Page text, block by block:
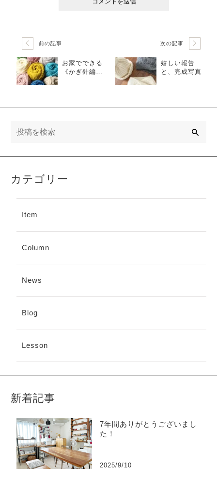
前の記事
お家でできる
《かぎ針編
次の記事
嬉しい報告
と、完成写真
カテゴリー
Item
Column
News
Blog
Lesson
新着記事
7年間ありがとうございまし
た！
2025/9/10